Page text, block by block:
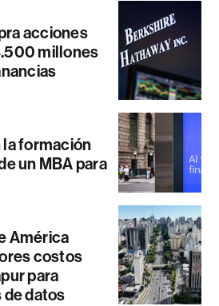
acciones
millones
formación
un MBA para
América
costos
para
datos